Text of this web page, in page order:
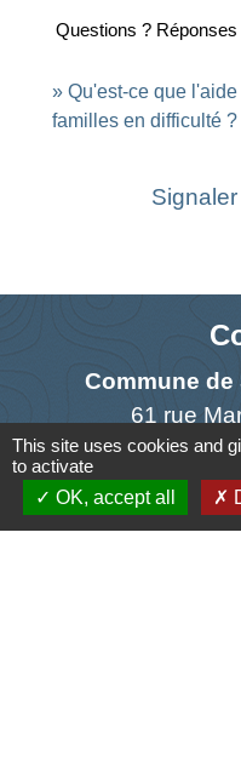
Questions ? Réponses
Qu'est-ce que
familles en difficulté ?
Commune
61 rue
17230 Saint-
+33
This site uses cookies and
to activate
OK, accept all